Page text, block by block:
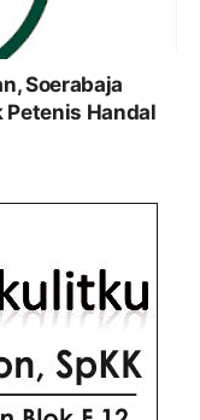
Soerabaja
Petenis Handal